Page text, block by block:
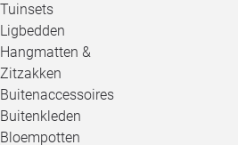
Tuinsets
Ligbedden
Hangmatten &
Zitzakken
Buitenaccessoires
Buitenkleden
Bloempotten